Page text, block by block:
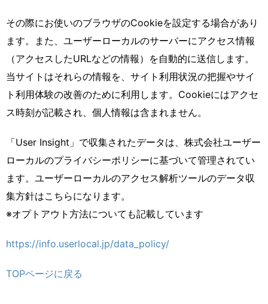
その際にお使いのブラウザのCookieを設定する場合があり
ます。また、ユーザーローカルのサーバーにアクセス情報
（アクセスしたURLなどの情報）を自動的に送信します。
当サイトはそれらの情報を、サイト利用状況の把握やサイ
ト利用体験の改善のために利用します。Cookieにはアクセ
ス時刻が記載され、個人情報は含まれません。
「User Insight」で収集されたデータは、株式会社ユーザー
ローカルのプライバシーポリシーに基づいて管理されてい
ます。ユーザーローカルのアクセス解析ツールのデータ収
集方針はこちらになります。
※オプトアウト方法についても記載しています
https://info.userlocal.jp/data_policy/
TOPページに戻る